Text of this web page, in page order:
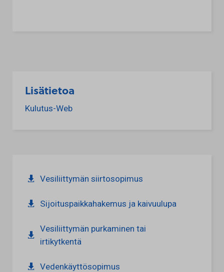
Lisätietoa
Kulutus-Web
Vesiliittymän siirtosopimus
Sijoituspaikkahakemus ja kaivuulupa
Vesiliittymän purkaminen tai
irtikytkentä
Vedenkäyttösopimus